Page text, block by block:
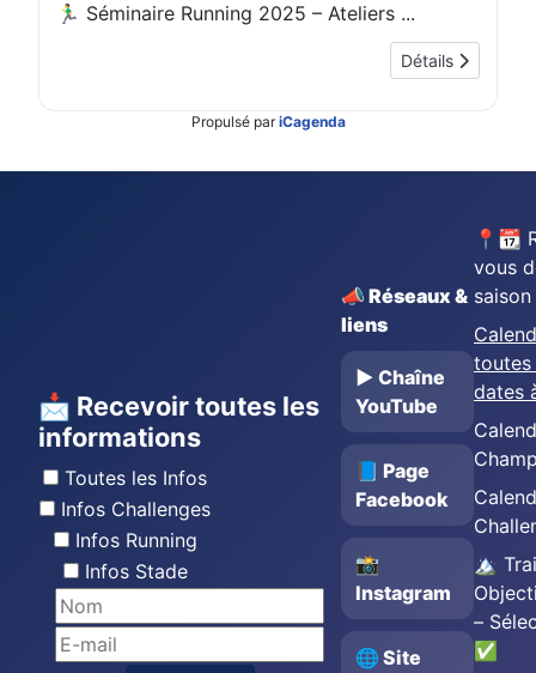
🏃‍♂️ Séminaire Running 2025 – Ateliers ...
Détails
Propulsé pariCagenda
📩 Recevoir toutes les
informations
Toutes les Infos
Infos Challenges
Infos Running
Infos Stade
📣 Réseaux &
liens
▶️ Chaîne
YouTube
📘 Page
Facebook
📸
Instagram
🌐 Site
📍📆
vous
saison
toutes
dates
🏔️
–
✅